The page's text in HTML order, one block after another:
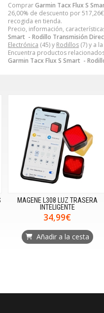
ComprarGarmin Tacx Flux S
26,00% de descuento por517,26€
recogida en tienda.
Precio, información,
Smart - Rodillo Transmisión
Electrónica (45) y Rodillos (7) y a
Encuentra productos
Garmin Tacx Flux S Smart -
MAGENE L308 LUZ TRASERA
INTELIGENTE
34,99€
Añadir a la cesta